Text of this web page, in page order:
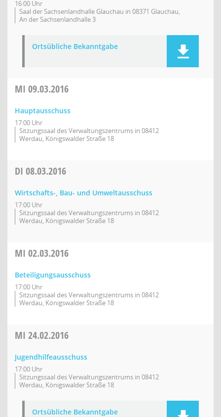
16:00 Uhr
Saal der Sachsenlandhalle Glauchau in 08371 Glauchau,
An der Sachsenlandhalle 3
Ortsübliche Bekanntgabe
MI 09.03.2016
Hauptausschuss
17:00 Uhr
Sitzungssaal des Verwaltungszentrums in 08412
Werdau, Königswalder Straße 18
DI 08.03.2016
Wirtschafts-, Bau- und Umweltausschuss
17:00 Uhr
Sitzungssaal des Verwaltungszentrums in 08412
Werdau, Königswalder Straße 18
MI 02.03.2016
Beteiligungsausschuss
17:00 Uhr
Sitzungssaal des Verwaltungszentrums in 08412
Werdau, Königswalder Straße 18
MI 24.02.2016
Jugendhilfeausschuss
17:00 Uhr
Sitzungssaal des Verwaltungszentrums in 08412
Werdau, Königswalder Straße 18
Ortsübliche Bekanntgabe